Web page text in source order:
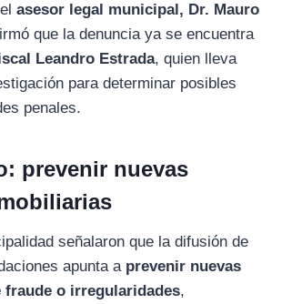
asesor legal municipal, Dr. Mauro
que la denuncia ya se encuentra
Leandro Estrada, quien lleva
para determinar posibles
penales.
prevenir nuevas
señalaron que la difusión de
apunta a prevenir nuevas
fraude o irregularidades,